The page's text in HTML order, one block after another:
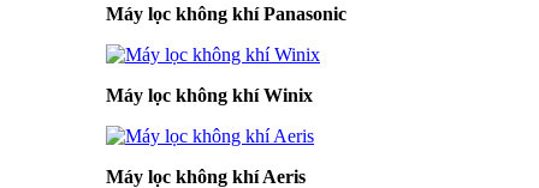
Máy lọc không khí Panasonic
Máy lọc không khí Winix
Máy lọc không khí Aeris